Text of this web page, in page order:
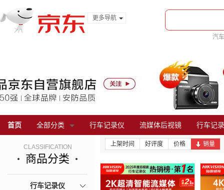
更多导航
汽
首页 全部分类 行车记录仪 流媒体后视镜 行车记
CLASSIFICATION
商品分类
行车记录仪
上架时间 好评度 价格 销量